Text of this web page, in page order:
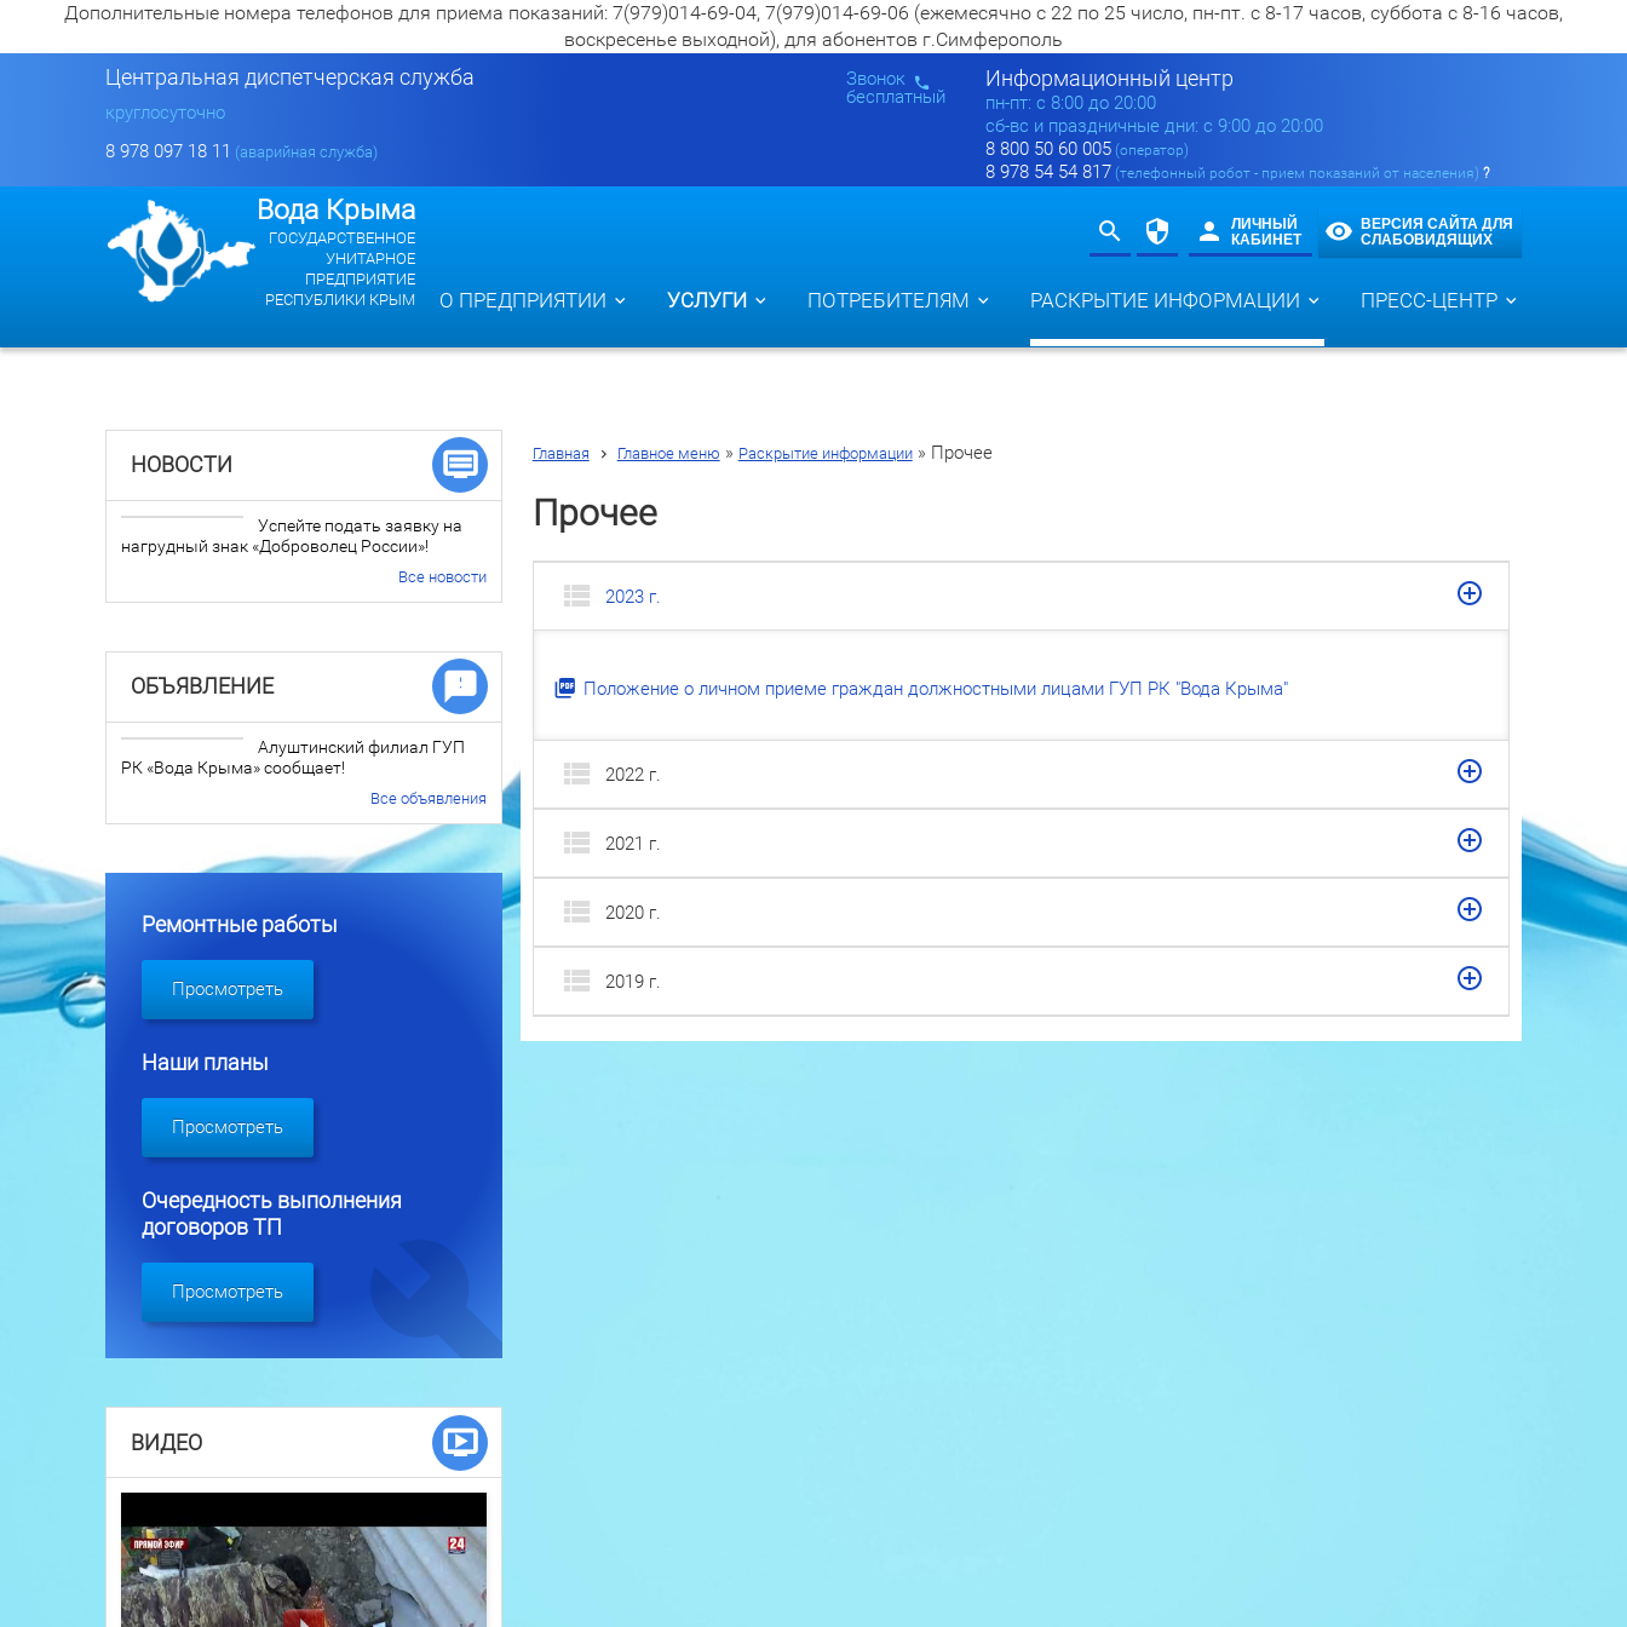
Дополнительные номера телефонов для приема показаний: 7(979)014-69-04, 7(979)014-69-06 (ежемесячно с 22 по 25 число, пн-пт. с 8-17 часов, суббота с 8-16 часов,
воскресенье выходной), для абонентов г.Симферополь
Информационный центр
пн-пт: c 8:00 до 20:00
сб-вс и праздничные дни: с 9:00 до 20:00
8 800 50 60 005 (оператор)
8 978 54 54 817 (телефонный робот - прием показаний от населения) ?
Звонок
бесплатный
Центральная диспетчерская служба
круглосуточно
8 978 097 18 11 (аварийная служба)
Вода Крыма
ГОСУДАРСТВЕННОЕ
УНИТАРНОЕ
ПРЕДПРИЯТИЕ
РЕСПУБЛИКИ КРЫМ
ЛИЧНЫЙ
КАБИНЕТ
ВЕРСИЯ САЙТА ДЛЯ
СЛАБОВИДЯЩИХ
О ПРЕДПРИЯТИИ УСЛУГИ ПОТРЕБИТЕЛЯМ РАСКРЫТИЕ ИНФОРМАЦИИ ПРЕСС-ЦЕНТР
Главная Главное меню » Раскрытие информации» Прочее
Прочее
2023 г.
Положение о личном приеме граждан должностными лицами ГУП РК "Вода Крыма"
2022 г.
2021 г.
2020 г.
2019 г.
НОВОСТИ
Успейте подать заявку на
нагрудный знак «Доброволец России»!
Все новости
ОБЪЯВЛЕНИЕ
Алуштинский филиал ГУП
РК «Вода Крыма» сообщает!
Все объявления
Ремонтные работы
Просмотреть
Наши планы
Просмотреть
Очередность выполнения
договоров ТП
Просмотреть
ВИДЕО